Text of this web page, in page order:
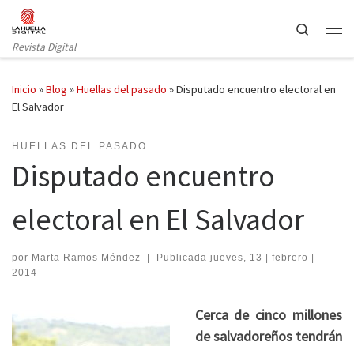
Saltar al contenido
Revista Digital
Search
Inicio »Blog »Huellas del pasado »Disputado encuentro electoral en
El Salvador
HUELLAS DEL PASADO
Disputado encuentro
electoral en El Salvador
por Marta Ramos Méndez | Publicada jueves, 13 | febrero |
2014
Cerca de cinco millones
de salvadoreños tendrán